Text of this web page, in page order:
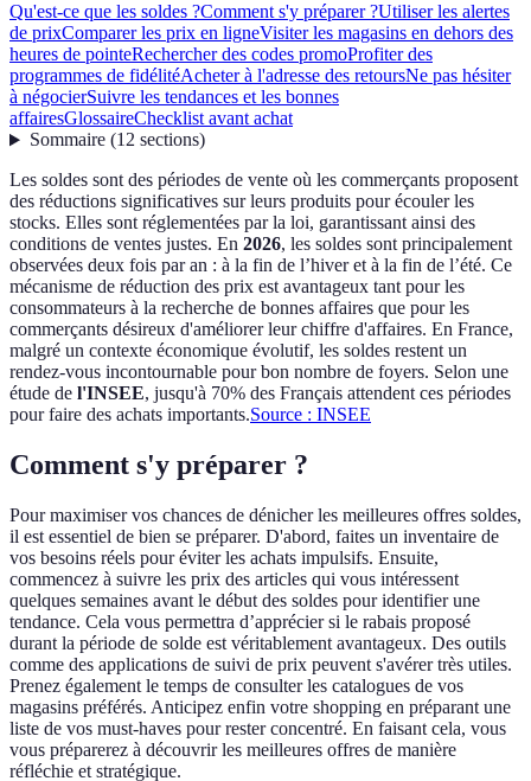
Qu'est-ce que les soldes ?Comment s'y préparer ?Utiliser les alertes
de prixComparer les prix en ligneVisiter les magasins en dehors des
heures de pointeRechercher des codes promoProfiter des
programmes de fidélitéAcheter à l'adresse des retoursNe pas hésiter
à négocierSuivre les tendances et les bonnes
affairesGlossaireChecklist avant achat
Sommaire(12 sections)
Les soldes sont des périodes de vente où les commerçants proposent
des réductions significatives sur leurs produits pour écouler les
stocks. Elles sont réglementées par la loi, garantissant ainsi des
conditions de ventes justes. En 2026, les soldes sont principalement
observées deux fois par an : à la fin de l’hiver et à la fin de l’été. Ce
mécanisme de réduction des prix est avantageux tant pour les
consommateurs à la recherche de bonnes affaires que pour les
commerçants désireux d'améliorer leur chiffre d'affaires. En France,
malgré un contexte économique évolutif, les soldes restent un
rendez-vous incontournable pour bon nombre de foyers. Selon une
étude de l'INSEE, jusqu'à 70% des Français attendent ces périodes
pour faire des achats importants.Source : INSEE
Comment s'y préparer ?
Pour maximiser vos chances de dénicher les meilleures offres soldes,
il est essentiel de bien se préparer. D'abord, faites un inventaire de
vos besoins réels pour éviter les achats impulsifs. Ensuite,
commencez à suivre les prix des articles qui vous intéressent
quelques semaines avant le début des soldes pour identifier une
tendance. Cela vous permettra d’apprécier si le rabais proposé
durant la période de solde est véritablement avantageux. Des outils
comme des applications de suivi de prix peuvent s'avérer très utiles.
Prenez également le temps de consulter les catalogues de vos
magasins préférés. Anticipez enfin votre shopping en préparant une
liste de vos must-haves pour rester concentré. En faisant cela, vous
vous préparerez à découvrir les meilleures offres de manière
réfléchie et stratégique.